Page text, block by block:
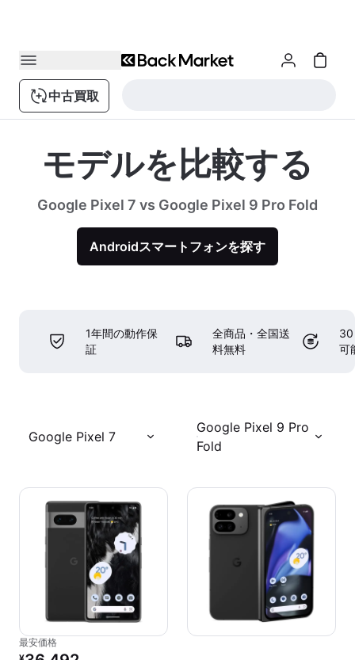
中古買取
モデルを比較する
Google Pixel 7 vs Google Pixel 9 Pro Fold
Androidスマートフォンを探す
1年間の動作保
証
全商品・全国送
料無料
30
可
Google Pixel 7
Google Pixel 9 Pro
Fold
最安価格
リファービッシュ品の価格：